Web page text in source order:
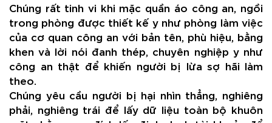
Chúng rất tinh vi khi mặc quần áo công an, ngồi
trong phòng được thiết kế y như phòng làm việc
của cơ quan công an với bản tên, phù hiệu, bằng
khen và lời nói đanh thép, chuyên nghiệp y như
công an thật để khiến người bị lừa sợ hãi làm
theo.
Chúng yêu cầu người bị hại nhìn thẳng, nghiêng
phải, nghiêng trái để lấy dữ liệu toàn bộ khuôn